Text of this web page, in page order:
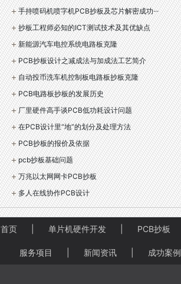
手持喷码机喷字机PCB抄板及芯片解密成功···
抄板工程师必知的ICT测试技术及其优缺点
新能源汽车电控系统电路板克隆
PCB抄板设计之减成法与加成法工艺简介
自动投币洗车机控制板电路板抄板克隆
PCB电路板抄板的发展历史
厂里硬件高手谈PCB低功耗设计问题
在PCB设计里“地”的划分及处理方法
PCB抄板的报价及依据
pcb抄板基础问题
万兆以太网网卡PCB抄板
多人在线协作PCB设计
首页 单片机硬件开发 PCB抄板
服务项目 新闻资讯 成功案例